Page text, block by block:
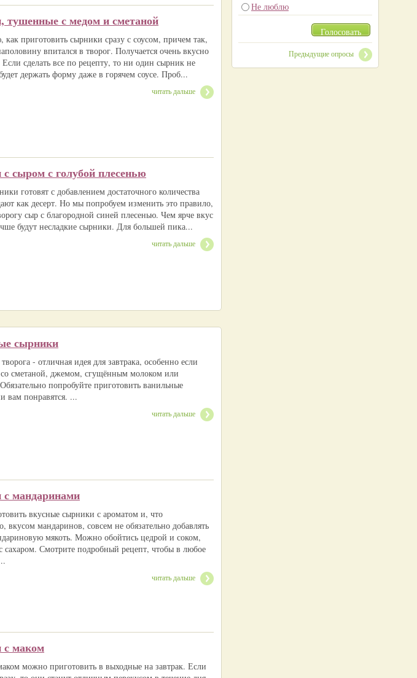
тушенные с медом и сметаной
как приготовить сырники сразу с соусом, причем так,
впитался в творог. Получается очень вкусно
сделать все по рецепту, то ни один сырник не
держать форму даже в горячем соусе. Проб...
читать дальше
сыром с голубой плесенью
готовят с добавлением достаточного количества
как десерт. Но мы попробуем изменить это правило,
сыр с благородной синей плесенью. Чем ярче вкус
будут несладкие сырники. Для большей пика...
читать дальше
сырники
- отличная идея для завтрака, особенно если
со сметаной, джемом, сгущённым молоком или
попробуйте приготовить ванильные
вам понравятся. ...
читать дальше
мандаринами
вкусные сырники с ароматом и, что
вкусом мандаринов, совсем не обязательно добавлять
мякоть. Можно обойтись цедрой и соком,
сахаром. Смотрите подробный рецепт, чтобы в любое
читать дальше
маком
можно приготовить в выходные на завтрак. Если
Не люблю
Голосовать
Предыдущие опросы